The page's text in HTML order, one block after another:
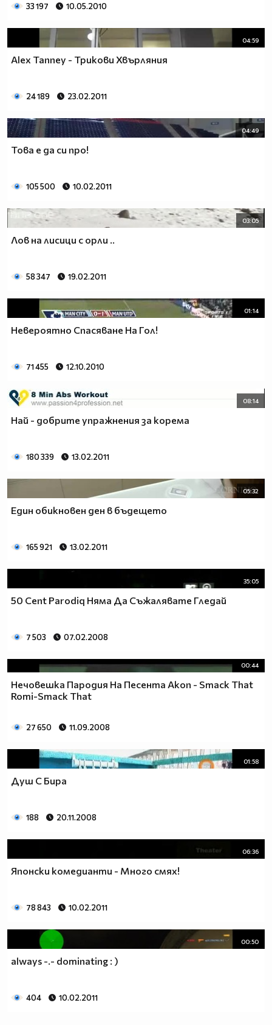
33 197 10.05.2010
04:59
Alex Tanney - Трикови Хвърляния
24 189 23.02.2011
04:49
Това е да си про!
105 500 10.02.2011
03:05
Лов на лисици с орли ..
58 347 19.02.2011
01:14
Невероятно Спасяване На Гол!
71 455 12.10.2010
08:14
Най - добрите упражнения за корема
180 339 13.02.2011
05:32
Един обикновен ден в бъдещето
165 921 13.02.2011
35:05
50 Cent Parodiq Няма Да Съжалявате Гледай
7 503 07.02.2008
00:44
Нечовешка Пародия На Песента Akon - Smack That
Romi-Smack That
27 650 11.09.2008
01:58
Душ С Бира
188 20.11.2008
06:36
Японски комедианти - Много смях!
78 843 10.02.2011
00:50
always -.- dominating : )
404 10.02.2011